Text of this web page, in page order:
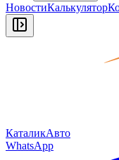
НовостиКалькулятор
КаталикАвто
WhatsApp